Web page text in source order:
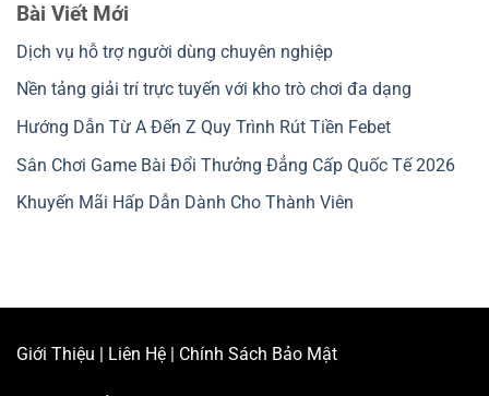
Bài Viết Mới
Dịch vụ hỗ trợ người dùng chuyên nghiệp
Nền tảng giải trí trực tuyến với kho trò chơi đa dạng
Hướng Dẫn Từ A Đến Z Quy Trình Rút Tiền Febet
Sân Chơi Game Bài Đổi Thưởng Đẳng Cấp Quốc Tế 2026
Khuyến Mãi Hấp Dẫn Dành Cho Thành Viên
Giới Thiệu Liên Hệ Chính Sách Bảo Mật